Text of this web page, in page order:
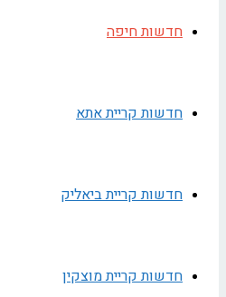
חדשות חיפה
חדשות קריית אתא
חדשות קריית ביאליק
חדשות קריית מוצקין